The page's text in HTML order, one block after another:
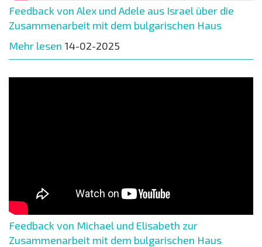
Feedback von Alex und Adele aus Israel über die
Zusammenarbeit mit dem bulgarischen Haus
Mehr lesen 14-02-2025
Feedback von Michael und Elisabeth zur
Zusammenarbeit mit dem bulgarischen Haus